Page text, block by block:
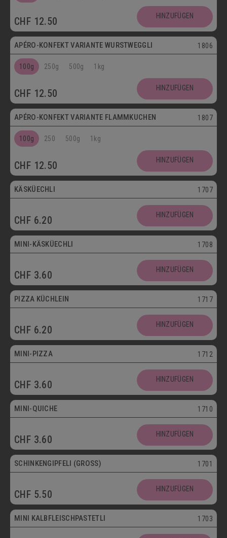
CHF 12.50 HINZUFÜGEN
APÉRO-KONFEKT VARIANTE WURSTWEGGLI 1806
100g 250g 500g 1kg
CHF 12.50 HINZUFÜGEN
APÉRO-KONFEKT VARIANTE FLAMMKUCHEN 1807
100g 250 500g 1kg
CHF 12.50 HINZUFÜGEN
Vegetarisch
KÄSKÜECHLI 1707
CHF 6.20 HINZUFÜGEN
Vegetarisch
MINI-KÄSKÜECHLI 1708
CHF 3.60 HINZUFÜGEN
bis 30.09.
PIZZA KÜCHLEIN 1717
CHF 6.20 HINZUFÜGEN
Mini
MINI-PIZZA 1712
CHF 3.60 HINZUFÜGEN
Mini
MINI-QUICHE 1710
CHF 3.60 HINZUFÜGEN
SCHINKENGIPFELI (GROSS) 1701
CHF 5.50 HINZUFÜGEN
Mini
MINI KALBFLEISCHPASTETLI 1703